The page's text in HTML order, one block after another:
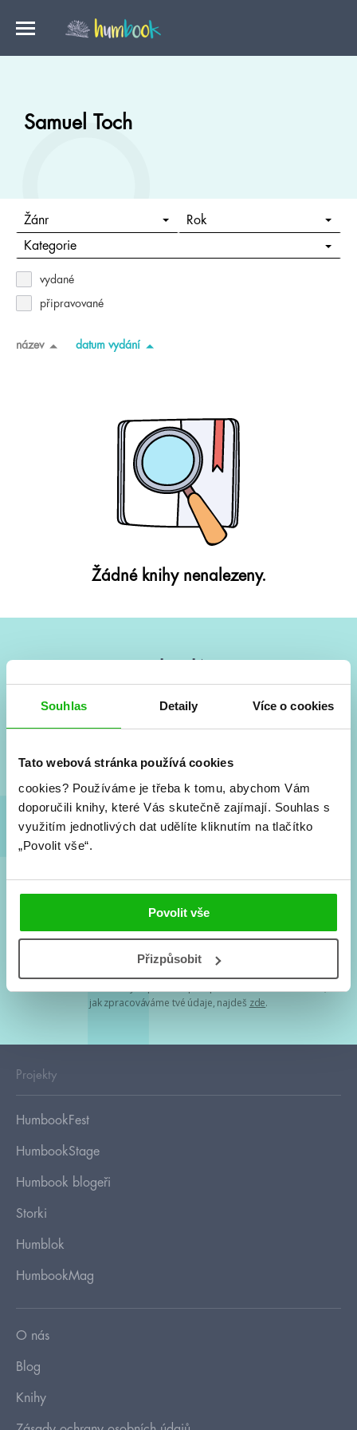
Souhlas Detaily Více o cookies
Tato webová stránka používá cookies
cookies? Používáme je třeba k tomu, abychom Vám
doporučili knihy, které Vás skutečně zajímají. Souhlas s
využitím jednotlivých dat udělíte kliknutím na tlačítko
„Povolit vše“.
Povolit vše
Přizpůsobit
Samuel Toch
Žánr Rok
Kategorie
vydané
připravované
název datum vydání
Žádné knihy nenalezeny.
Vše kolem #youngadult každý měsíc rovnou do mailu!
a seriálové adaptace a další.
Souhlasím spodmínkami zpracování osobních údajů
Tvá e-mailová adresa je u nás v bezpečí. Přečti si
jak zpracováváme tvé údaje, najdeš zde.
Projekty
HumbookFest
HumbookStage
Humbook blogeři
Storki
Humblok
HumbookMag
O nás
Blog
Knihy